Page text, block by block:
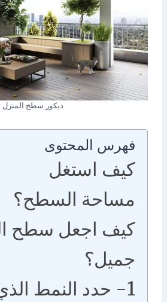
ديكور سطح المنزل
فهرس المحتوى
كيف استغل
مساحة السطح؟
كيف اجعل سطح
جميل؟
1- حدد النمط